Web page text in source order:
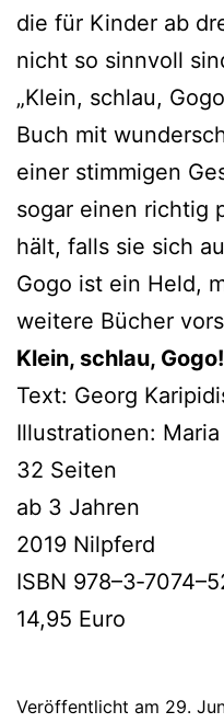
die für Kinder ab
nicht so sinn­voll
„Klein, schlau,
Buch mit
einer stim­mi­gen
sogar einen rich­tig
hält, falls sie sich
Gogo ist ein Held,
wei­te­re Bücher
Klein, schlau, Gogo!
Text: Georg
Illustrationen:
32 Seiten
ab 3 Jahren
2019 Nilpferd
ISBN
14,95 Euro
Veröffentlicht am 29.